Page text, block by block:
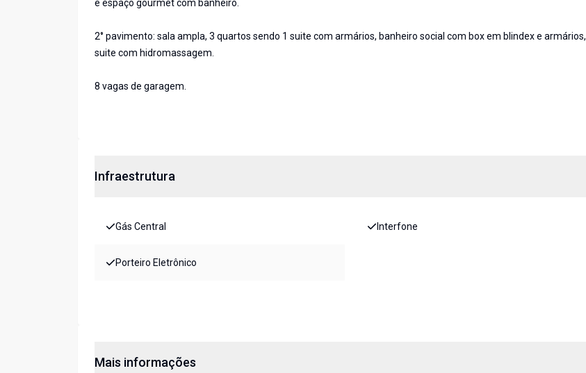
e espaço gourmet com banheiro.
2° pavimento: sala ampla, 3 quartos sendo 1 suite com armários, banheiro social com box em blindex e armários,
suite com hidromassagem.
8 vagas de garagem.
Infraestrutura
Gás Central Interfone
Porteiro Eletrônico
Mais informações